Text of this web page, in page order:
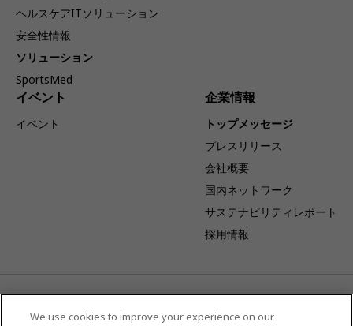
ヘルスケアITソリューション
安全性情報
ソリューション
SportsMed
イベント
イベント
企業情報
トップメッセージ
プレスリリース
会社概要
国内ネットワーク
サステナビリティレポート
採用情報
事業体制変更のお知らせ：キヤノンを吸収分割承継会社とし当社
を吸収分割会社とする吸収分割契約が締結され、2026年4月1日
We use cookies to improve your experience on our